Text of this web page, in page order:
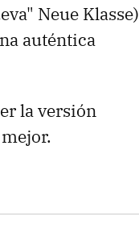
Neue Klasse)
auténtica
la versión